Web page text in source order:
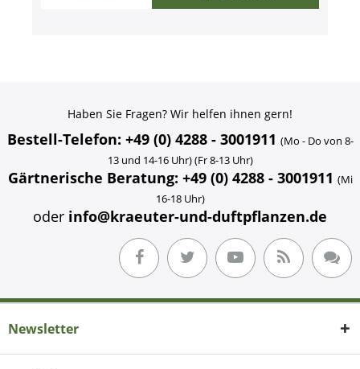
Haben Sie Fragen? Wir helfen ihnen gern!
Bestell-Telefon: +49 (0) 4288 - 3001911 (Mo - Do von 8-
13 und 14-16 Uhr) (Fr 8-13 Uhr)
Gärtnerische Beratung: +49 (0) 4288 - 3001911 (Mi
16-18 Uhr)
oder info@kraeuter-und-duftpflanzen.de
Newsletter